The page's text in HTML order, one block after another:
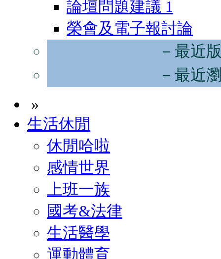
論壇問題建議 1
榮會及電子報討論
－最近
－最近
»
生活休閒
休閒哈啦
感情世界
上班一族
國考&法律
生活醫學
運動體育